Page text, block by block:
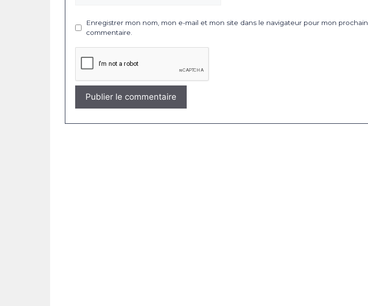
Enregistrer mon nom, mon e-mail et mon site dans le navigateur pour mon prochain
commentaire.